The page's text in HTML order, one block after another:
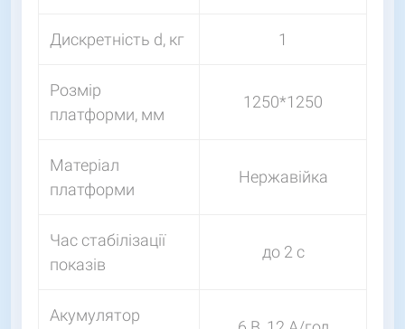
Дискретність d, кг 1
Розмір
платформи, мм
1250*1250
Матеріал
платформи
Нержавійка
Час стабілізації
показів
до 2 с
Акумулятор